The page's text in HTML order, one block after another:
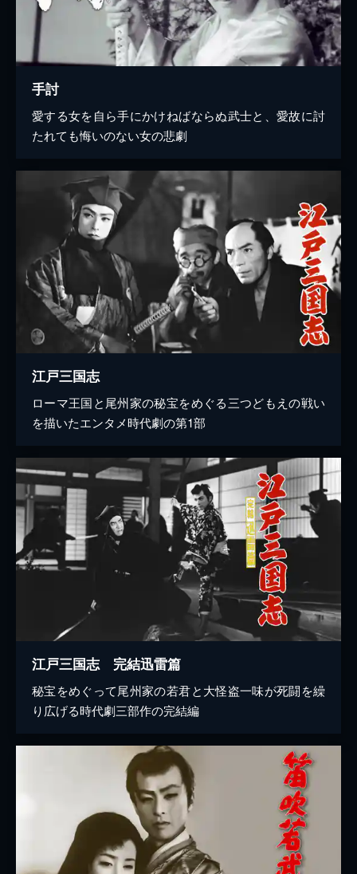
手討
愛する女を自ら手にかけねばならぬ武士と、愛故に討
たれても悔いのない女の悲劇
江戸三国志
ローマ王国と尾州家の秘宝をめぐる三つどもえの戦い
を描いたエンタメ時代劇の第1部
江戸三国志 完結迅雷篇
秘宝をめぐって尾州家の若君と大怪盗一味が死闘を繰
り広げる時代劇三部作の完結編